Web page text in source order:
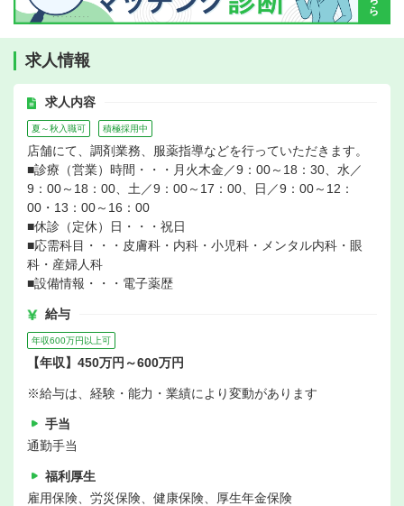
求人情報
求人内容
夏～秋入職可 積極採用中
店舗にて、調剤業務、服薬指導などを行っていただきます。
■診療（営業）時間・・・月火木金／9：00～18：30、水／
9：00～18：00、土／9：00～17：00、日／9：00～12：
00・13：00～16：00
■休診（定休）日・・・祝日
■応需科目・・・皮膚科・内科・小児科・メンタル内科・眼
科・産婦人科
■設備情報・・・電子薬歴
給与
年収600万円以上可
【年収】450万円～600万円
※給与は、経験・能力・業績により変動があります
手当
通勤手当
福利厚生
雇用保険、労災保険、健康保険、厚生年金保険